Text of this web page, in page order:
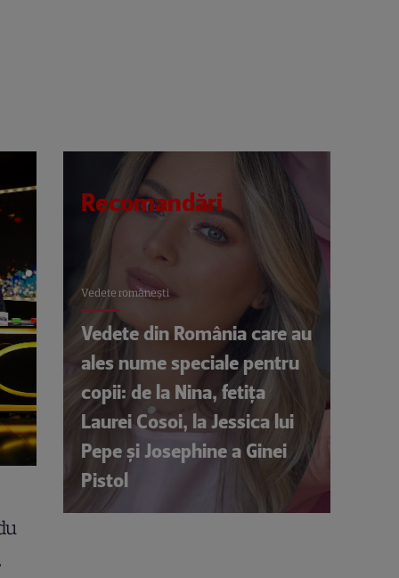
.
Recomandări
Vedete româneşti
Vedete din România care au
ales nume speciale pentru
copii: de la Nina, fetița
Laurei Cosoi, la Jessica lui
Pepe și Josephine a Ginei
Pistol